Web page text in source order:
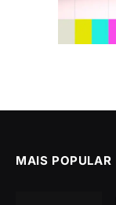
MAIS POPULAR